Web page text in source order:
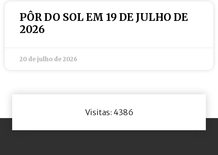
PÔR DO SOL EM 19 DE JULHO DE
2026
20 de julho de 2026
Visitas: 4386